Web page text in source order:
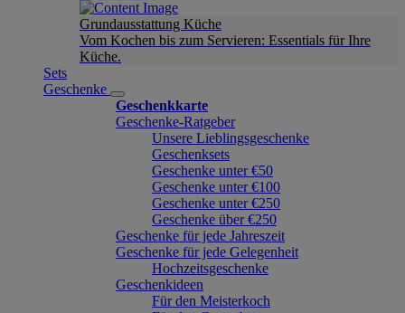
Grundausstattung Küche
Vom Kochen bis zum Servieren: Essentials für Ihre
Küche.
Sets
Geschenke
Geschenkkarte
Geschenke-Ratgeber
Unsere Lieblingsgeschenke
Geschenksets
Geschenke unter €50
Geschenke unter €100
Geschenke unter €250
Geschenke über €250
Geschenke für jede Jahreszeit
Geschenke für jede Gelegenheit
Hochzeitsgeschenke
Geschenkideen
Für den Meisterkoch